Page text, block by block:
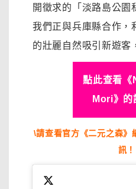
開徵求的「淡路島公園
我們正與兵庫縣合作，
的壯麗自然吸引新遊客
點此查看
Mori》的
\請查看官方《二元之森
訊